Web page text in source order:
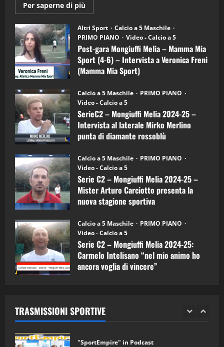
Per saperne di più
informazioni
Post-
gara
Mongiuffi
Melia
–
Mamma
Mia
Sport
6)
–
Intervista
a
mister
Arturo
Carciotto
(Mongiuffi
Altri Sport
Calcio a 5 Maschile
PRIMO PIANO
Video - Calcio a 5
Post-gara Mongiuffi Melia – Mamma Mia
Sport (4-6) – Intervista a Veronica Freni
(Mamma Mia Sport)
Calcio a 5 Maschile
PRIMO PIANO
Video - Calcio a 5
SerieC2 – Mongiuffi Melia 2024-25 –
Intervista al laterale Mirko Merlino
punta di diamante rossoblù
Calcio a 5 Maschile
PRIMO PIANO
Video - Calcio a 5
Serie C2 – Mongiuffi Melia 2024-25 –
Mister Arturo Carciotto presenta la
nuova stagione sportiva
Calcio a 5 Maschile
PRIMO PIANO
Video - Calcio a 5
Serie C2 – Mongiuffi Melia 2024-25:
Carmelo Intelisano “nel mio animo ho
ancora voglia di vincere”
TRASMISSIONI SPORTIVE
3
"SportEmpire" in Podcast
“SportEmpire” in Podcast: 28^ Puntata
(Martedi 21 Aprile 2026)
21/04/2026
4
“SportEmpire” in Podcast: 27^ Puntata
(Martedi 14 Aprile 2026)
15/04/2026
5
“SportEmpire” in Podcast: 26^ Puntata
(Martedi 07 Aprile 2026)
08/04/2026
1
“SportEmpire” in Podcast: 30^ Puntata
(Martedi 05 Maggio 2026)
08/05/2026
2 28/04/2026
"SportEmpire" in Podcast